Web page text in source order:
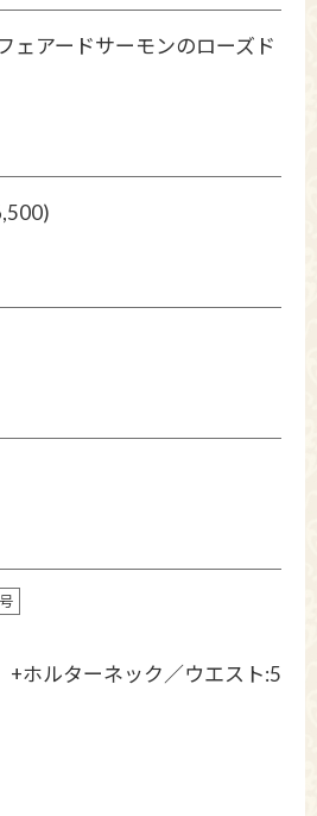
ェアードサーモンのローズド
+ホルターネック／ウエスト:5